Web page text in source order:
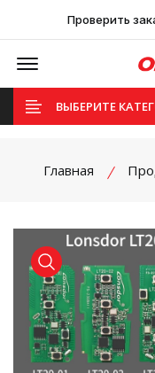
Проверить
Offcanvas Menu
ВЫБЕРИТЕ
Главная
product view